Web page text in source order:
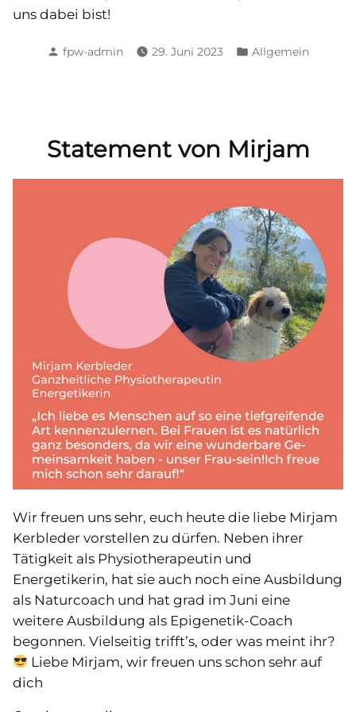
uns dabei bist!
Posted
fpw-admin 29. Juni 2023
Posted
Allgemein
Statement von Mirjam
Wir freuen uns sehr, euch heute die liebe Mirjam
Kerbleder vorstellen zu dürfen. Neben ihrer
Tätigkeit als Physiotherapeutin und
Energetikerin, hat sie auch noch eine Ausbildung
als Naturcoach und hat grad im Juni eine
weitere Ausbildung als Epigenetik-Coach
begonnen. Vielseitig trifft’s, oder was meint ihr?
Liebe Mirjam, wir freuen uns schon sehr auf
dich